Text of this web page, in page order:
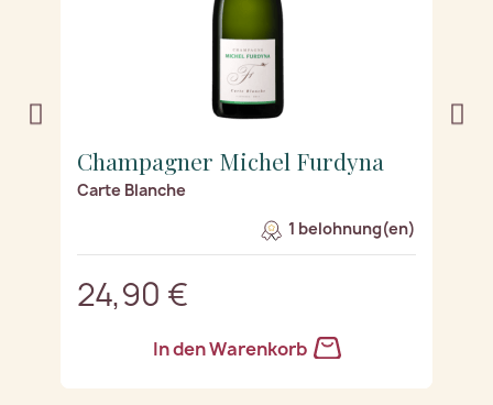
Champagner Michel Furdyna
Carte Blanche
1 belohnung(en)
24,90 €
In den Warenkorb